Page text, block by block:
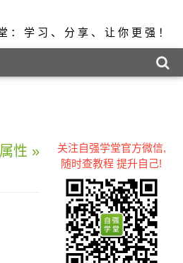
：学习、分享、让你更强！
性 »
关注自强学堂官方微信,
随时查教程 提升自己!